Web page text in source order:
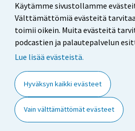
Käytämme sivustollamme
Välttämättömiä evästeitä
toimii oikein. Muita evästeitä
podcastien ja palautepalvelun
Lue lisää evästeistä.
Hyväksyn kaikki evästeet
Vain välttämättömät evästeet
Respons
Användarvillkor
Tillgänglighet
Information om webbplatsen
Cookie-inställningar